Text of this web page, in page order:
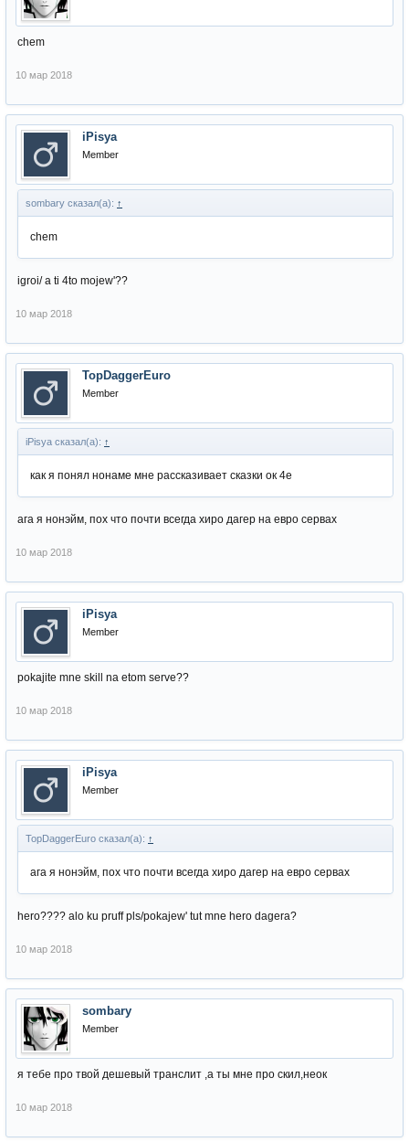
chem
10 мар 2018
iPisya
Member
sombary сказал(а): ↑
chem
igroi/ a ti 4to mojew'??
10 мар 2018
TopDaggerEuro
Member
iPisya сказал(а): ↑
как я понял нонаме мне рассказивает сказки ок 4е
ага я нонэйм, пох что почти всегда хиро дагер на евро сервах
10 мар 2018
iPisya
Member
pokajite mne skill na etom serve??
10 мар 2018
iPisya
Member
TopDaggerEuro сказал(а): ↑
ага я нонэйм, пох что почти всегда хиро дагер на евро сервах
hero???? alo ku pruff pls/pokajew' tut mne hero dagera?
10 мар 2018
sombary
Member
я тебе про твой дешевый транслит ,а ты мне про скил,неок
10 мар 2018